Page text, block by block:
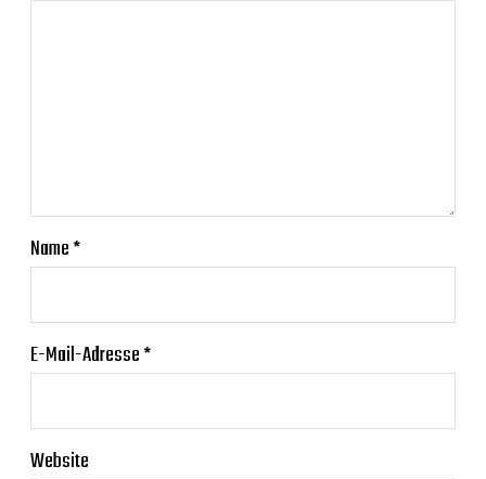
Name*
E-Mail-Adresse*
Website